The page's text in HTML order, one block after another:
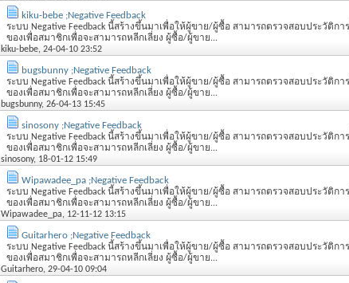
kiku-bebe ;Negative Feedback
ระบบ Negative Feedback นี้สร้างขึ้นมาเพื่อให้ผู้ขาย/ผู้ซื้อ สามารถตรวจสอบประวัติก
ของเพื่อสมาชิกเพื่อจะสามารถหลีกเลี่ยง ผู้ซื้อ/ผู้ขาย...
kiku-bebe, 24-04-10 23:52
bugsbunny ;Negative Feedback
ระบบ Negative Feedback นี้สร้างขึ้นมาเพื่อให้ผู้ขาย/ผู้ซื้อ สามารถตรวจสอบประวัติก
ของเพื่อสมาชิกเพื่อจะสามารถหลีกเลี่ยง ผู้ซื้อ/ผู้ขาย...
bugsbunny, 26-04-13 15:45
sinosony ;Negative Feedback
ระบบ Negative Feedback นี้สร้างขึ้นมาเพื่อให้ผู้ขาย/ผู้ซื้อ สามารถตรวจสอบประวัติก
ของเพื่อสมาชิกเพื่อจะสามารถหลีกเลี่ยง ผู้ซื้อ/ผู้ขาย...
sinosony, 18-01-12 15:49
Wipawadee_pa ;Negative Feedback
ระบบ Negative Feedback นี้สร้างขึ้นมาเพื่อให้ผู้ขาย/ผู้ซื้อ สามารถตรวจสอบประวัติก
ของเพื่อสมาชิกเพื่อจะสามารถหลีกเลี่ยง ผู้ซื้อ/ผู้ขาย...
Wipawadee_pa, 12-11-12 13:15
Guitarhero ;Negative Feedback
ระบบ Negative Feedback นี้สร้างขึ้นมาเพื่อให้ผู้ขาย/ผู้ซื้อ สามารถตรวจสอบประวัติก
ของเพื่อสมาชิกเพื่อจะสามารถหลีกเลี่ยง ผู้ซื้อ/ผู้ขาย...
Guitarhero, 29-04-10 09:04